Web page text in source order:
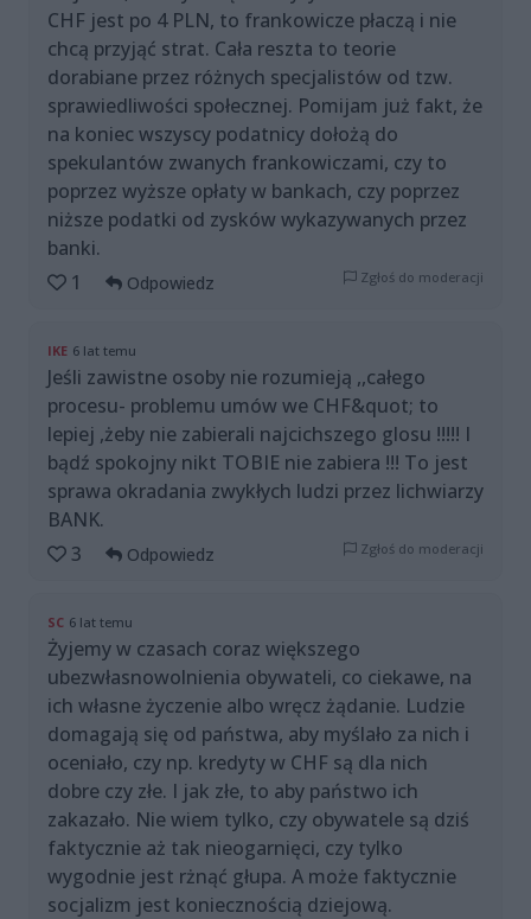
CHF jest po 4 PLN, to frankowicze płaczą i nie
chcą przyjąć strat. Cała reszta to teorie
dorabiane przez różnych specjalistów od tzw.
sprawiedliwości społecznej. Pomijam już fakt, że
na koniec wszyscy podatnicy dołożą do
spekulantów zwanych frankowiczami, czy to
poprzez wyższe opłaty w bankach, czy poprzez
niższe podatki od zysków wykazywanych przez
banki.
1
Odpowiedz Zgłoś do moderacji
IKE 6 lat temu
Jeśli zawistne osoby nie rozumieją ,,całego
procesu- problemu umów we CHF&quot; to
lepiej ,żeby nie zabierali najcichszego glosu !!!!! I
bądź spokojny nikt TOBIE nie zabiera !!! To jest
sprawa okradania zwykłych ludzi przez lichwiarzy
BANK.
3
Odpowiedz Zgłoś do moderacji
SC 6 lat temu
Żyjemy w czasach coraz większego
ubezwłasnowolnienia obywateli, co ciekawe, na
ich własne życzenie albo wręcz żądanie. Ludzie
domagają się od państwa, aby myślało za nich i
oceniało, czy np. kredyty w CHF są dla nich
dobre czy złe. I jak złe, to aby państwo ich
zakazało. Nie wiem tylko, czy obywatele są dziś
faktycznie aż tak nieogarnięci, czy tylko
wygodnie jest rżnąć głupa. A może faktycznie
socjalizm jest koniecznością dziejową.